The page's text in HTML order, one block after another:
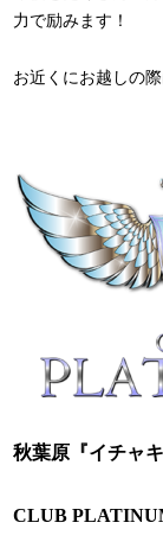
力で励みます！
お近くにお越しの
秋葉原『イチャ
CLUB